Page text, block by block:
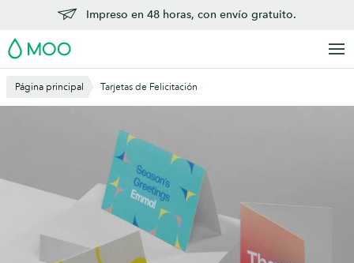
contenido
principal
Impreso en 48 horas, con envío gratuito.
MOO
Página principal Tarjetas de Felicitación